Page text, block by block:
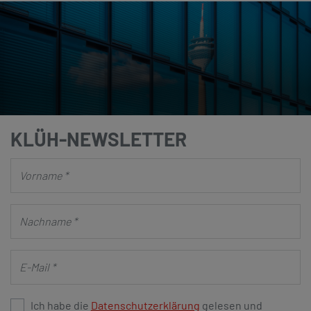
KLÜH-NEWSLETTER
Ich habe die Datenschutzerklärung gelesen und